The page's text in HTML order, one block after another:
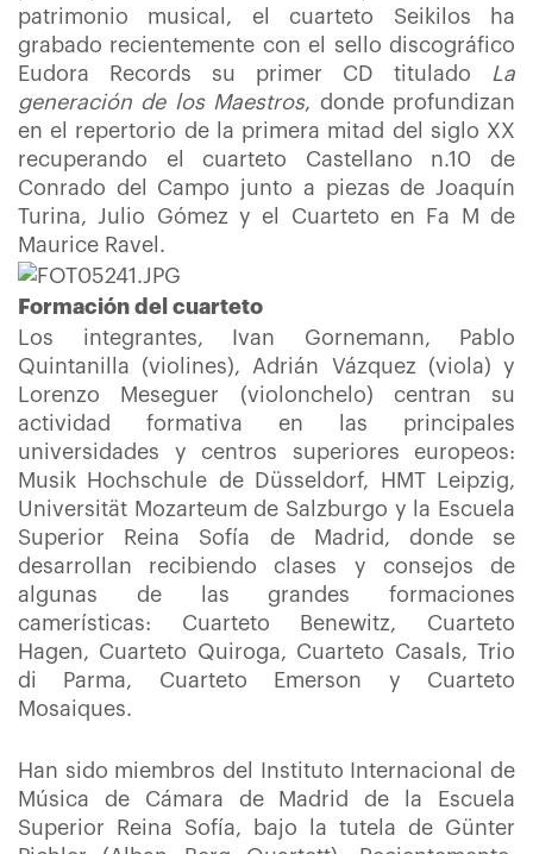
patrimonio musical, el cuarteto Seikilos ha
grabado recientemente con el sello discográfico
Eudora Records su primer CD titulado
La
generación de los Maestros, donde profundizan
en el repertorio de la primera mitad del siglo XX
recuperando el cuarteto Castellano n.10 de
Conrado del Campo junto a piezas de Joaquín
Turina, Julio Gómez y el Cuarteto en Fa M de
Maurice Ravel.
Formación del cuarteto
Los integrantes, Ivan Gornemann, Pablo
Quintanilla (violines), Adrián Vázquez (viola) y
Lorenzo Meseguer (violonchelo) centran su
actividad formativa en las principales
universidades y centros superiores europeos:
Musik Hochschule de Düsseldorf, HMT Leipzig,
Universität Mozarteum de Salzburgo y la Escuela
Superior Reina Sofía de Madrid, donde se
desarrollan recibiendo clases y consejos de
algunas de las grandes formaciones
camerísticas: Cuarteto Benewitz, Cuarteto
Hagen, Cuarteto Quiroga, Cuarteto Casals, Trio
di Parma, Cuarteto Emerson y Cuarteto
Mosaiques.
Han sido miembros del Instituto Internacional de
Música de Cámara de Madrid de la Escuela
Superior Reina Sofía, bajo la tutela de Günter